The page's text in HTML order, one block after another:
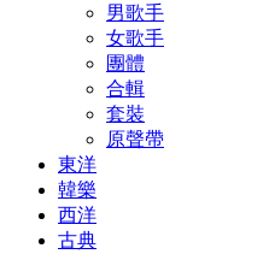
男歌手
女歌手
團體
合輯
套裝
原聲帶
東洋
韓樂
西洋
古典